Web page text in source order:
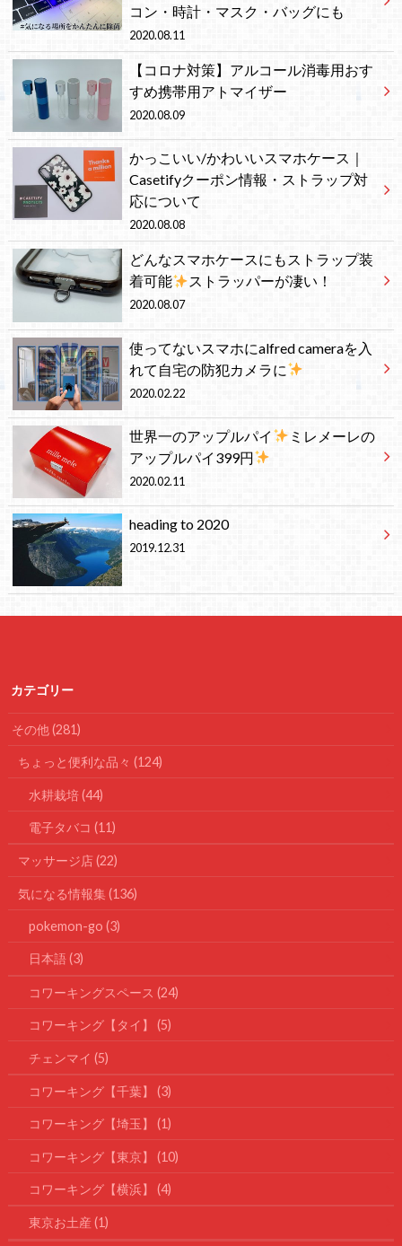
コン・時計・マスク・バッグにも
2020.08.11
【コロナ対策】アルコール消毒用おす
すめ携帯用アトマイザー
2020.08.09
かっこいい/かわいいスマホケース｜
Casetifyクーポン情報・ストラップ対
応について
2020.08.08
どんなスマホケースにもストラップ装
着可能
ストラッパーが凄い！
2020.08.07
使ってないスマホにalfred cameraを入
れて自宅の防犯カメラに
2020.02.22
世界一のアップルパイ
ミレメーレの
アップルパイ399円
2020.02.11
heading to 2020
2019.12.31
カテゴリー
その他(281)
ちょっと便利な品々(124)
水耕栽培(44)
電子タバコ (11)
マッサージ店(22)
気になる情報集(136)
pokemon-go (3)
日本語(3)
コワーキングスペース (24)
コワーキング【タイ】 (5)
チェンマイ (5)
コワーキング【千葉】 (3)
コワーキング【埼玉】 (1)
コワーキング【東京】 (10)
コワーキング【横浜】 (4)
東京お土産 (1)